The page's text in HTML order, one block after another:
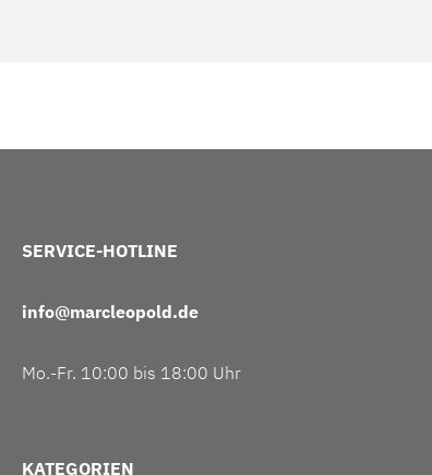
SERVICE-HOTLINE
info@marcleopold.de
Mo.-Fr. 10:00 bis 18:00 Uhr
KATEGORIEN